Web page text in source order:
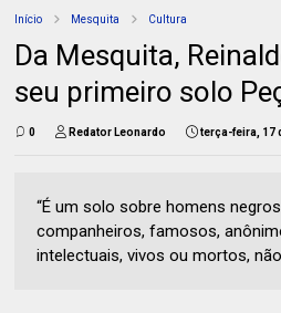
Início Mesquita Cultura
Da Mesquita,
seu primeiro solo
0 Redator Leonardo terça-feira, 17
“É um solo sobre homens
companheiros, famosos,
intelectuais, vivos ou mortos,